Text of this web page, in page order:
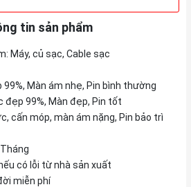
tin sản phẩm
Máy, củ sạc, Cable sạc
Màn ám nhẹ, Pin bình thường
đẹp 99%, Màn đẹp, Pin tốt
cấn móp, màn ám nặng, Pin bảo trì
có lỗi từ nhà sản xuất
miễn phí